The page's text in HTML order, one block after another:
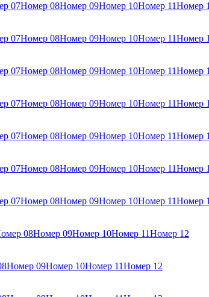
07Номер 08Номер 09Номер 10Номер 11Номер
07Номер 08Номер 09Номер 10Номер 11Номер
07Номер 08Номер 09Номер 10Номер 11Номер
07Номер 08Номер 09Номер 10Номер 11Номер
07Номер 08Номер 09Номер 10Номер 11Номер
07Номер 08Номер 09Номер 10Номер 11Номер
07Номер 08Номер 09Номер 10Номер 11Номер
08Номер 09Номер 10Номер 11Номер 12
Номер 09Номер 10Номер 11Номер 12